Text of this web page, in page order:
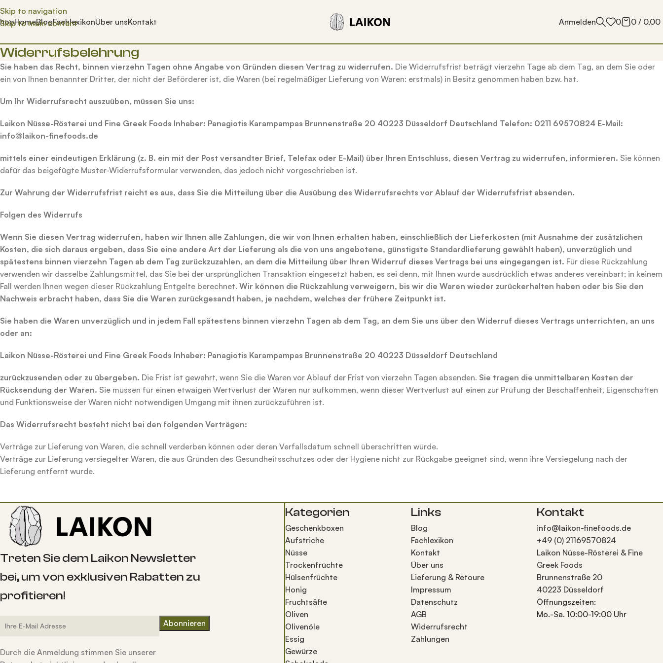
Skip to navigation
Skip to main content
HomeBlogFachlexikonÜber unsKontakt Anmelden 0 0 / 0,00
Widerrufsbelehrung
Sie haben das Recht, binnen vierzehn Tagen ohne Angabe von Gründen diesen Vertrag zu widerrufen. Die Widerrufsfrist beträgt vierzehn Tage ab dem Tag, an dem Sie oder
ein von Ihnen benannter Dritter, der nicht der Beförderer ist, die Waren (bei regelmäßiger Lieferung von Waren: erstmals) in Besitz genommen haben bzw. hat.
Um Ihr Widerrufsrecht auszuüben, müssen Sie uns:
Laikon Nüsse-Rösterei und Fine Greek Foods Inhaber: Panagiotis Karampampas Brunnenstraße 20 40223 Düsseldorf Deutschland Telefon: 0211 69570824 E-Mail:
info@laikon-finefoods.de
mittels einer eindeutigen Erklärung (z. B. ein mit der Post versandter Brief, Telefax oder E-Mail) über Ihren Entschluss, diesen Vertrag zu widerrufen, informieren. Sie können
dafür das beigefügte Muster-Widerrufsformular verwenden, das jedoch nicht vorgeschrieben ist.
Zur Wahrung der Widerrufsfrist reicht es aus, dass Sie die Mitteilung über die Ausübung des Widerrufsrechts vor Ablauf der Widerrufsfrist absenden.
Folgen des Widerrufs
Wenn Sie diesen Vertrag widerrufen, haben wir Ihnen alle Zahlungen, die wir von Ihnen erhalten haben, einschließlich der Lieferkosten (mit Ausnahme der zusätzlichen
Kosten, die sich daraus ergeben, dass Sie eine andere Art der Lieferung als die von uns angebotene, günstigste Standardlieferung gewählt haben), unverzüglich und
spätestens binnen vierzehn Tagen ab dem Tag zurückzuzahlen, an dem die Mitteilung über Ihren Widerruf dieses Vertrags bei uns eingegangen ist. Für diese Rückzahlung
verwenden wir dasselbe Zahlungsmittel, das Sie bei der ursprünglichen Transaktion eingesetzt haben, es sei denn, mit Ihnen wurde ausdrücklich etwas anderes vereinbart; in keinem
Fall werden Ihnen wegen dieser Rückzahlung Entgelte berechnet. Wir können die Rückzahlung verweigern, bis wir die Waren wieder zurückerhalten haben oder bis Sie den
Nachweis erbracht haben, dass Sie die Waren zurückgesandt haben, je nachdem, welches der frühere Zeitpunkt ist.
Sie haben die Waren unverzüglich und in jedem Fall spätestens binnen vierzehn Tagen ab dem Tag, an dem Sie uns über den Widerruf dieses Vertrags unterrichten, an uns
oder an:
Laikon Nüsse-Rösterei und Fine Greek Foods Inhaber: Panagiotis Karampampas Brunnenstraße 20 40223 Düsseldorf Deutschland
zurückzusenden oder zu übergeben. Die Frist ist gewahrt, wenn Sie die Waren vor Ablauf der Frist von vierzehn Tagen absenden. Sie tragen die unmittelbaren Kosten der
Rücksendung der Waren. Sie müssen für einen etwaigen Wertverlust der Waren nur aufkommen, wenn dieser Wertverlust auf einen zur Prüfung der Beschaffenheit, Eigenschaften
und Funktionsweise der Waren nicht notwendigen Umgang mit ihnen zurückzuführen ist.
Das Widerrufsrecht besteht nicht bei den folgenden Verträgen:
Verträge zur Lieferung von Waren, die schnell verderben können oder deren Verfallsdatum schnell überschritten würde.
Verträge zur Lieferung versiegelter Waren, die aus Gründen des Gesundheitsschutzes oder der Hygiene nicht zur Rückgabe geeignet sind, wenn ihre Versiegelung nach der
Lieferung entfernt wurde.
Treten Sie dem Laikon Newsletter
bei, um von exklusiven Rabatten zu
profitieren!
Durch die Anmeldung stimmen Sie unserer
Kategorien
Geschenkboxen
Aufstriche
Nüsse
Trockenfrüchte
Hülsenfrüchte
Honig
Fruchtsäfte
Oliven
Olivenöle
Essig
Gewürze
Links
Blog
Fachlexikon
Kontakt
Über uns
Lieferung & Retoure
Impressum
Datenschutz
AGB
Widerrufsrecht
Zahlungen
Kontakt
info@laikon-finefoods.de
+49 (0) 21169570824
Laikon Nüsse-Rösterei & Fine
Greek Foods
Brunnenstraße 20
40223 Düsseldorf
Öffnungszeiten:
Mo.-Sa. 10:00-19:00 Uhr